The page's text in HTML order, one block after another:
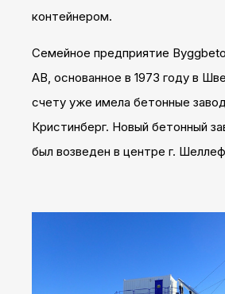
контейнером.
Семейное предприятие
AB, основанное в 1973 году в
счету уже имела бетонные
Кристинберг. Новый бетонный
был возведен в центре г.